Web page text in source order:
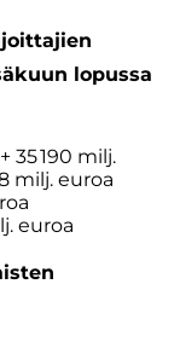
lopussa
35 190 milj.
milj. euroa
euroa